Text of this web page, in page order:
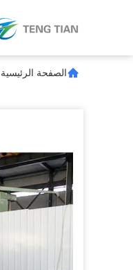
الصفحة الرئيسية